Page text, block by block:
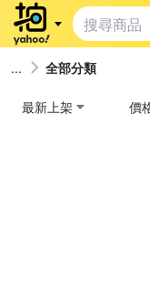
全部分類
最新上架 價